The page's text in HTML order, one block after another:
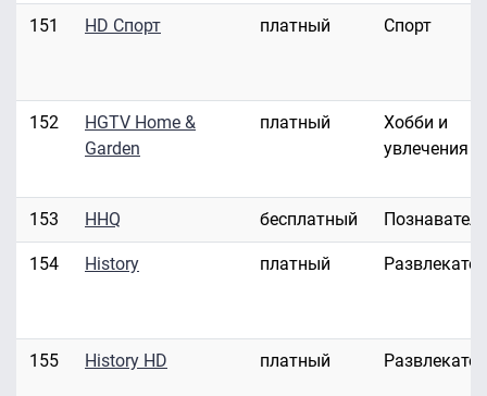
151 HD Спорт платный Спорт
152
HGTV Home &
Garden
платный
Хобби и
увлечения
153 HHQ бесплатный
154 History платный
155 History HD платный